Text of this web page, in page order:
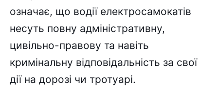
означає, що водії електросамокатів
несуть повну адміністративну,
цивільно-правову та навіть
кримінальну відповідальність за свої
дії на дорозі чи тротуарі.